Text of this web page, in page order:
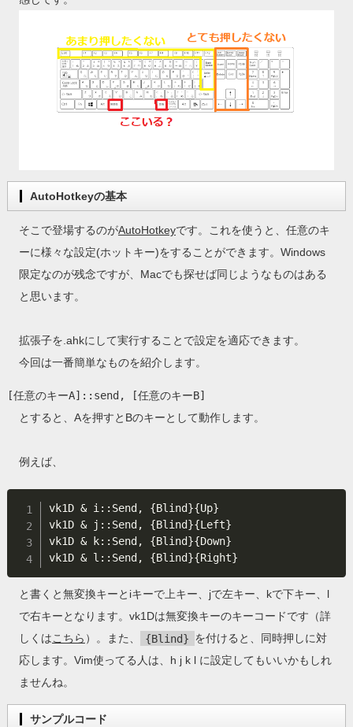
AutoHotkeyの基本
そこで登場するのがAutoHotkeyです。これを使うと、任意のキ
ーに様々な設定(ホットキー)をすることができます。Windows
限定なのが残念ですが、Macでも探せば同じようなものはある
と思います。
拡張子を.ahkにして実行することで設定を適応できます。
今回は一番簡単なものを紹介します。
とすると、Aを押すとBのキーとして動作します。
例えば、
vk1D & i::Send, {Blind}{Up}
vk1D & j::Send, {Blind}{Left}
vk1D & k::Send, {Blind}{Down}
と書くと無変換キーとiキーで上キー、jで左キー、kで下キー、l
で右キーとなります。vk1Dは無変換キーのキーコードです（詳
しくはこちら ）。また、 {Blind} を付けると、同時押しに対
応します。Vim使ってる人は、h j k l に設定してもいいかもしれ
ませんね。
サンプルコード